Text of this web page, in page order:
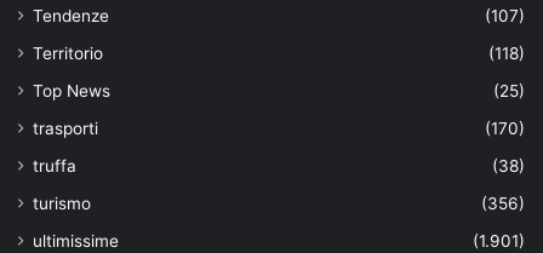
Tendenze
(107)
Territorio
(118)
Top News
(25)
trasporti
(170)
truffa
(38)
turismo
(356)
ultimissime
(1.901)